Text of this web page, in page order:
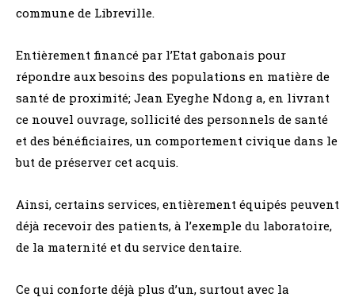
commune de Libreville.
Entièrement financé par l’Etat gabonais pour
répondre aux besoins des populations en matière de
santé de proximité; Jean Eyeghe Ndong a, en livrant
ce nouvel ouvrage, sollicité des personnels de santé
et des bénéficiaires, un comportement civique dans le
but de préserver cet acquis.
Ainsi, certains services, entièrement équipés peuvent
déjà recevoir des patients, à l’exemple du laboratoire,
de la maternité et du service dentaire.
Ce qui conforte déjà plus d’un, surtout avec la